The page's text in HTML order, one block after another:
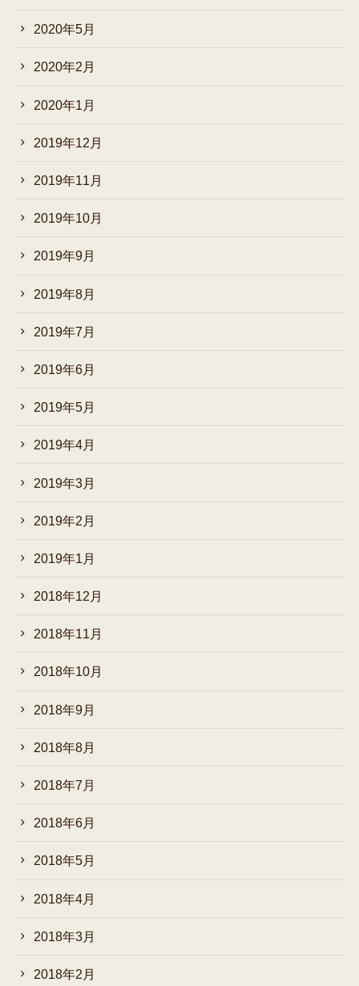
2020年5月
2020年2月
2020年1月
2019年12月
2019年11月
2019年10月
2019年9月
2019年8月
2019年7月
2019年6月
2019年5月
2019年4月
2019年3月
2019年2月
2019年1月
2018年12月
2018年11月
2018年10月
2018年9月
2018年8月
2018年7月
2018年6月
2018年5月
2018年4月
2018年3月
2018年2月